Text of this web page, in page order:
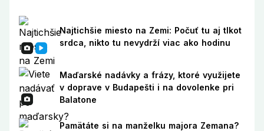
Najtichšie miesto na Zemi: Počuť tu aj tlkot
srdca, nikto tu nevydrží viac ako hodinu
Maďarské nadávky a frázy, ktoré využijete
v doprave v Budapešti i na dovolenke pri
Balatone
Pamätáte si na manželku majora Zemana?